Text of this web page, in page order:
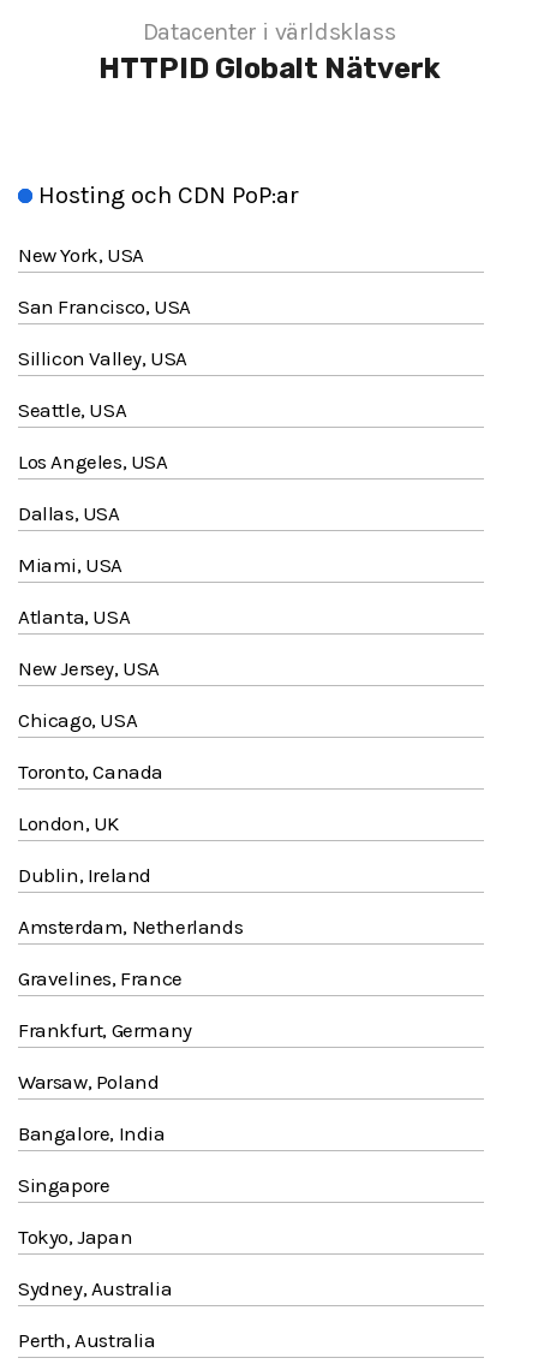
Datacenter i världsklass
HTTPID Globalt Nätverk
Hosting och CDN PoP:ar
New York, USA
San Francisco, USA
Sillicon Valley, USA
Seattle, USA
Los Angeles, USA
Dallas, USA
Miami, USA
Atlanta, USA
New Jersey, USA
Chicago, USA
Toronto, Canada
London, UK
Dublin, Ireland
Amsterdam, Netherlands
Gravelines, France
Frankfurt, Germany
Warsaw, Poland
Bangalore, India
Singapore
Tokyo, Japan
Sydney, Australia
Perth, Australia